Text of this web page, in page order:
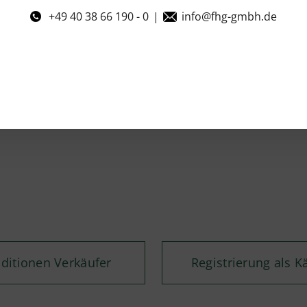
+49 40 38 66 190 - 0 | info@fhg-gmbh.de
Verkäufer Registrierung als